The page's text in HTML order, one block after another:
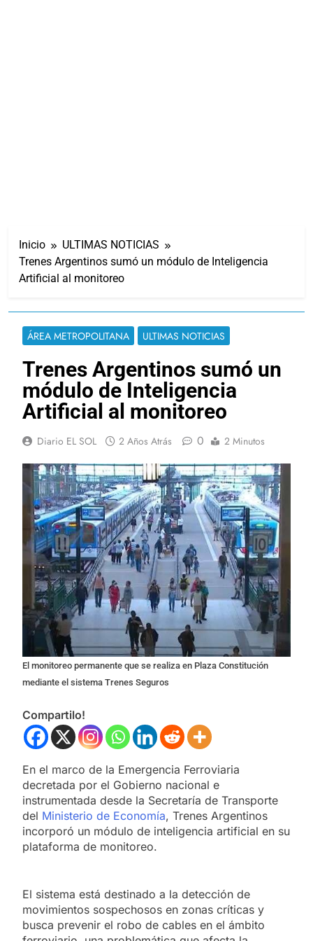
Inicio
ULTIMAS NOTICIAS
Trenes Argentinos sumó un módulo de Inteligencia
Artificial al monitoreo
ÁREA METROPOLITANA ULTIMAS NOTICIAS
Trenes Argentinos sumó un
módulo de Inteligencia
Artificial al monitoreo
Diario EL SOL 2 Años Atrás 0 2 Minutos
El monitoreo permanente que se realiza en Plaza Constitución
mediante el sistema Trenes Seguros
Compartilo!
En el marco de la Emergencia Ferroviaria
decretada por el Gobierno nacional e
instrumentada desde la Secretaría de Transporte
del Ministerio de Economía, Trenes Argentinos
incorporó un módulo de inteligencia artificial en su
plataforma de monitoreo.
El sistema está destinado a la detección de
movimientos sospechosos en zonas críticas y
busca prevenir el robo de cables en el ámbito